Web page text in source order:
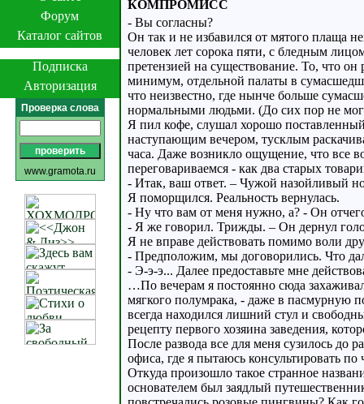
Форум
Каталог сайтов
Подписка
Авторизация
Проверка слова
www.gramota.ru
КОМПРОМИСС
- Вы согласны?
Он так и не избавился от мятого плаща
человек лет сорока пяти, с бледным
претензией на существование. То, что он
минимум, отдельной палаты в
что неизвестно, где нынче больше
нормальными людьми. (До сих пор не
Я пил кофе, слушал хорошо
наступающим вечером, тусклым
часа. Даже возникло ощущение, что все
переговариваемся - как два старых
- Итак, ваш ответ. – Чужой назойливый
Я поморщился. Реальность вернулась.
- Ну что вам от меня нужно, а? - Он
- Я же говорил. Трижды. – Он дернул
Я не вправе действовать помимо воли
- Предположим, мы договорились. Что
- Э-э-э... Далее предоставьте мне
…По вечерам я постоянно сюда
мягкого полумрака, - даже в пасмурную
всегда находился лишний стул и
рецепту первого хозяина заведения,
После развода все для меня сузилось до
офиса, где я пытаюсь консультировать
Откуда произошло такое странное
основателем был заядлый